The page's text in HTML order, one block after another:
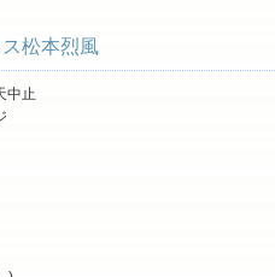
松本烈風
中止